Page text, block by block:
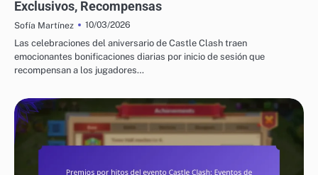
Exclusivos, Recompensas
Sofía Martínez
10/03/2026
Las celebraciones del aniversario de Castle Clash traen
emocionantes bonificaciones diarias por inicio de sesión que
recompensan a los jugadores…